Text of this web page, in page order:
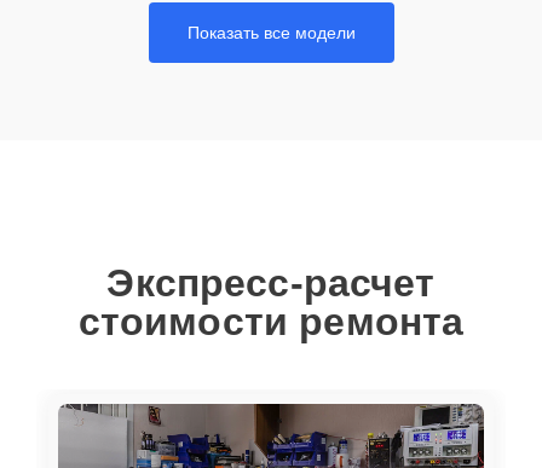
Показать все модели
Экспресс-расчет
стоимости ремонта